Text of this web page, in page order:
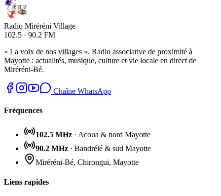
Radio Miréréni Village
102.5 · 90.2 FM
« La voix de nos villages ». Radio associative de proximité à
Mayotte : actualités, musique, culture et vie locale en direct de
Miréréni-Bé.
Chaîne WhatsApp
Fréquences
102.5 MHz · Acoua & nord Mayotte
90.2 MHz · Bandrélé & sud Mayotte
Miréréni-Bé, Chirongui, Mayotte
Liens rapides